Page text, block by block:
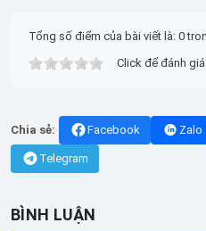
Tổng số điểm của bài viết là: 0
Click để đánh
Chia sẻ: Facebook Zalo
Telegram
BÌNH LUẬN